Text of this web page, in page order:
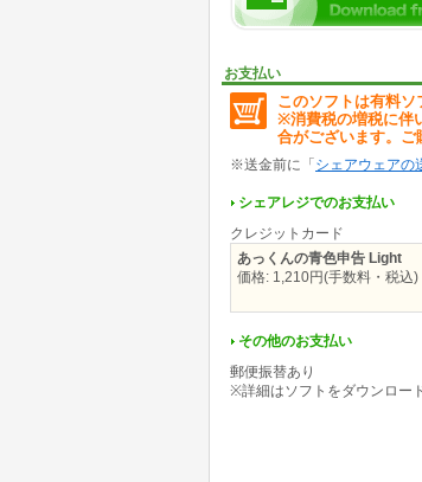
口座番号 00870-2-089998
入金ご報告書
---------------------------- < 切り
To わーるどう゛ぃれっじ
あっくんの青色申告シリー
ご芳名 ： 様
ご住所 ：
電話番号 ：
NIFTY-ID
(E-MAIL) ：
メール番号:
お支払い
このソフトは有料ソ
※消費税の増税に伴
合がございます。ご
※送金前に「 シェアウェアの
シェアレジでのお支払い
クレジットカード
あっくんの青色申告 Light
価格: 1,210円(手数料・税込)
その他のお支払い
郵便振替あり
※詳細はソフトをダウンロー